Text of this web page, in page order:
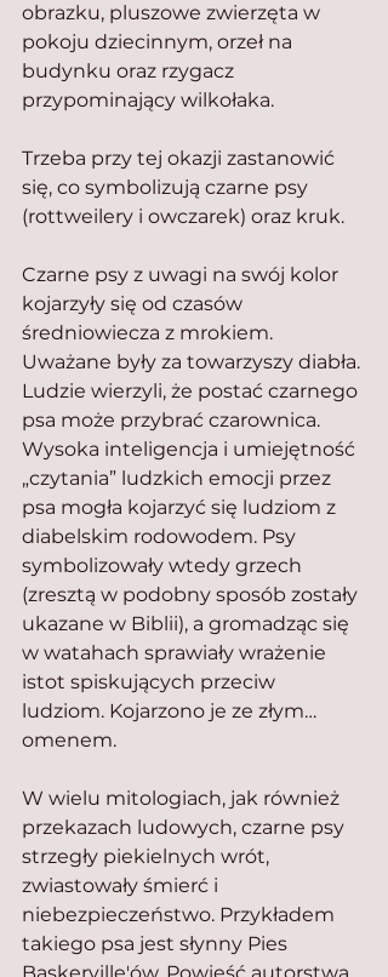
obrazku, pluszowe zwierzęta w
pokoju dziecinnym, orzeł na
budynku oraz rzygacz
przypominający wilkołaka.
Trzeba przy tej okazji zastanowić
się, co symbolizują czarne psy
(rottweilery i owczarek) oraz kruk.
Czarne psy z uwagi na swój kolor
kojarzyły się od czasów
średniowiecza z mrokiem.
Uważane były za towarzyszy diabła.
Ludzie wierzyli, że postać czarnego
psa może przybrać czarownica.
Wysoka inteligencja i umiejętność
„czytania” ludzkich emocji przez
psa mogła kojarzyć się ludziom z
diabelskim rodowodem. Psy
symbolizowały wtedy grzech
(zresztą w podobny sposób zostały
ukazane w Biblii), a gromadząc się
w watahach sprawiały wrażenie
istot spiskujących przeciw
ludziom. Kojarzono je ze złym…
omenem.
W wielu mitologiach, jak również
przekazach ludowych, czarne psy
strzegły piekielnych wrót,
zwiastowały śmierć i
niebezpieczeństwo. Przykładem
takiego psa jest słynny Pies